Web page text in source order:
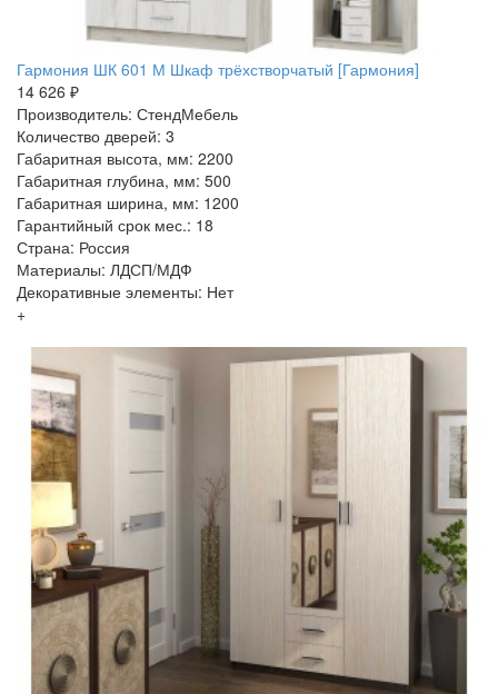
Гармония ШК 601 М Шкаф трёхстворчатый [Гармония]
14 626 ₽
Производитель: СтендМебель
Количество дверей: 3
Габаритная высота, мм: 2200
Габаритная глубина, мм: 500
Габаритная ширина, мм: 1200
Гарантийный срок мес.: 18
Страна: Россия
Материалы: ЛДСП/МДФ
Декоративные элементы: Нет
+